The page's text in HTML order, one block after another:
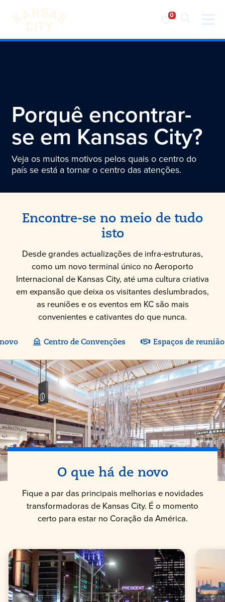
Visite o KC
Porquê encontrar-
se em Kansas City?
Veja os muitos motivos pelos quais o centro do
país se está a tornar o centro das atenções.
Encontre-se no meio de tudo
isto
Desde grandes actualizações de infra-estruturas,
como um novo terminal único no Aeroporto
Internacional de Kansas City, até uma cultura criativa
em expansão que deixa os visitantes deslumbrados,
as reuniões e os eventos em KC são mais
convenientes e cativantes do que nunca.
Centro de Convenções Espaços de reunião
O que há de novo
Fique a par das principais melhorias e novidades
transformadoras de Kansas City. É o momento
certo para estar no Coração da América.